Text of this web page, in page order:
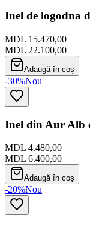
Inel de logodna
MDL 15.470,00
MDL 22.100,00
Adaugă în coș
-30%Nou
Inel din Aur Alb
MDL 4.480,00
MDL 6.400,00
Adaugă în coș
-20%Nou